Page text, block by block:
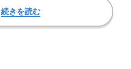
続きを読む